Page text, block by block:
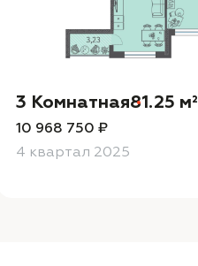
3 Комнатная81.25 м²
10 968 750 ₽
4 квартал 2025